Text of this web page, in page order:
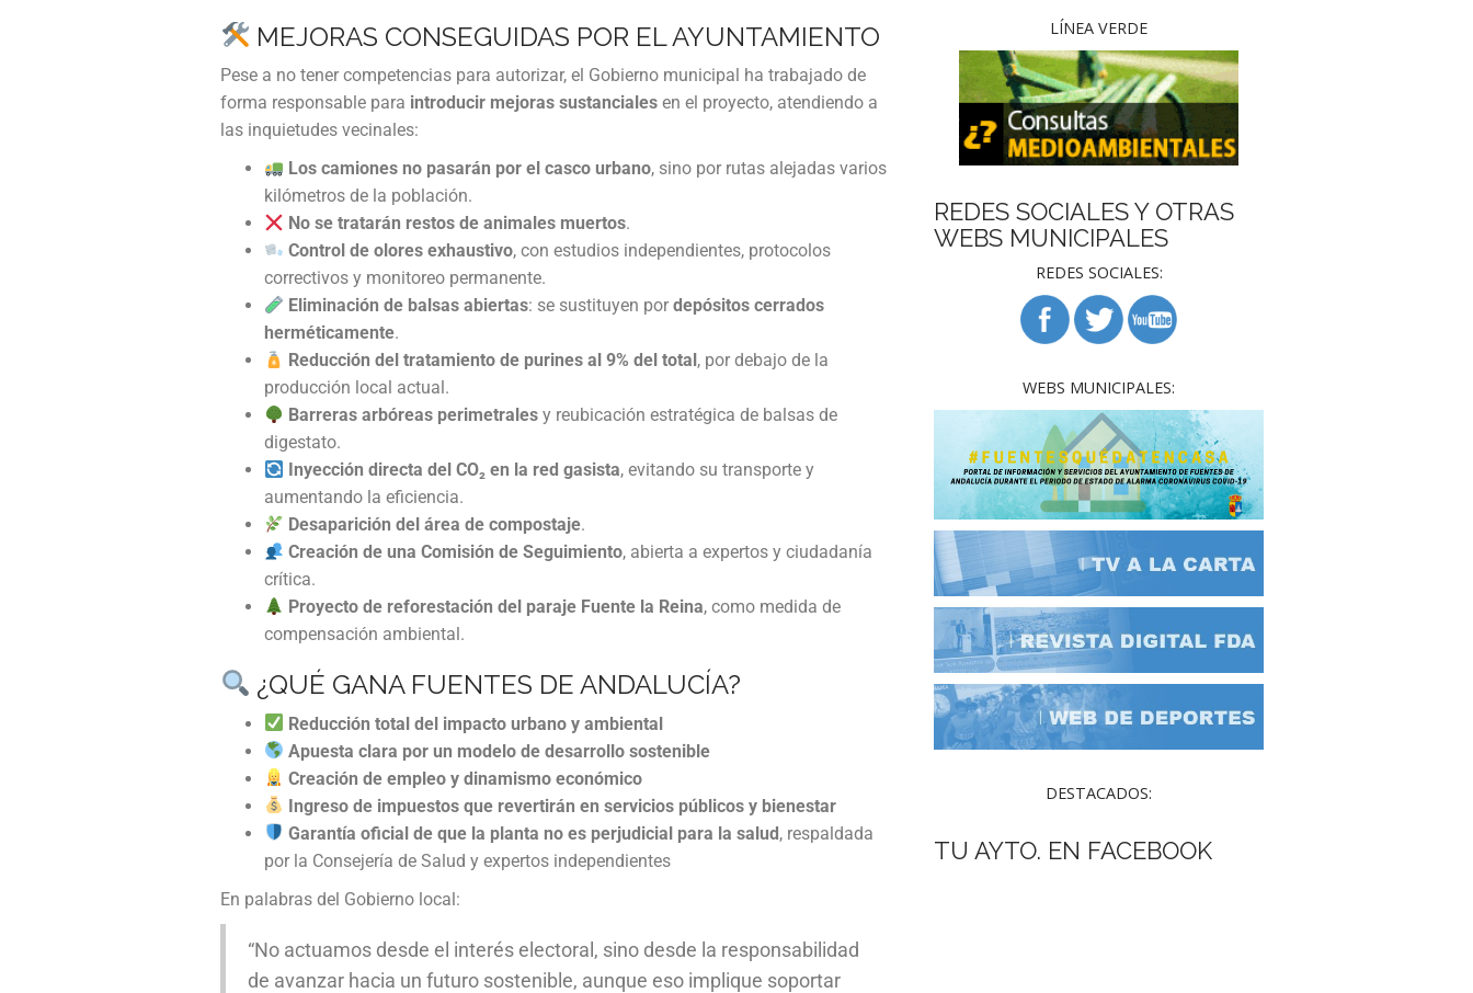
MEJORAS CONSEGUIDAS POR EL AYUNTAMIENTO
Pese a no tener competencias para autorizar, el Gobierno municipal ha trabajado de
forma responsable para introducir mejoras sustanciales en el proyecto, atendiendo a
las inquietudes vecinales:
Los camiones no pasarán por el casco urbano, sino por rutas alejadas varios
kilómetros de la población.
No se tratarán restos de animales muertos.
Control de olores exhaustivo, con estudios independientes, protocolos
correctivos y monitoreo permanente.
Eliminación de balsas abiertas: se sustituyen pordepósitos cerrados
herméticamente.
Reducción del tratamiento de purines al 9% del total , por debajo de la
producción local actual.
Barreras arbóreas perimetrales y reubicación estratégica de balsas de
digestato.
Inyección directa del CO₂ en la red gasista, evitando su transporte y
aumentando la eficiencia.
Desaparición del área de compostaje.
Creación de una Comisión de Seguimiento, abierta a expertos y ciudadanía
crítica.
Proyecto de reforestación del paraje Fuente la Reina, como medida de
compensación ambiental.
¿QUÉ GANA FUENTES DE ANDALUCÍA?
Reducción total del impacto urbano y ambiental
Apuesta clara por un modelo de desarrollo sostenible
Creación de empleo y dinamismo económico
Ingreso de impuestos que revertirán en servicios públicos y bienestar
Garantía oficial de que la planta no es perjudicial para la salud, respaldada
por la Consejería de Salud y expertos independientes
En palabras del Gobierno local:
“No actuamos desde el interés electoral, sino desde la responsabilidad
de avanzar hacia un futuro sostenible, aunque eso implique soportar
LÍNEA VERDE
REDES SOCIALES Y OTRAS
WEBS MUNICIPALES
REDES SOCIALES:
WEBS MUNICIPALES:
DESTACADOS:
TU AYTO. EN FACEBOOK